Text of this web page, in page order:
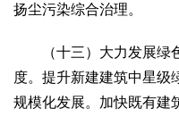
扬尘污染综合治理。
（十三）大力发展绿色
度。提升新建建筑中星级
规模化发展。加快既有建